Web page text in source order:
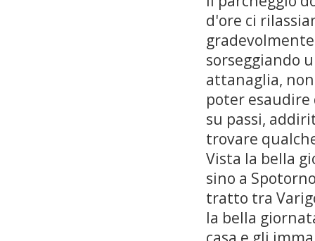
d'ore ci
sorseggiando
attanaglia,
poter esaudire
su passi,
trovare
Vista la bella
sino a
tratto tra
la bella